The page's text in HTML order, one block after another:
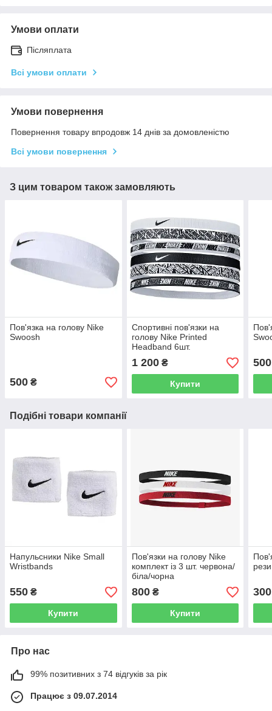
Умови оплати
Післяплата
Всі умови оплати
Умови повернення
Повернення товару впродовж 14 днів за домовленістю
Всі умови повернення
З цим товаром також замовляють
Пов'язка на голову Nike
Swoosh
500 ₴
Спортивні пов'язки на
голову Nike Printed
Headband 6шт.
1 200₴
Купити
500
Подібні товари компанії
Напульсники Nike Small
Wristbands
550 ₴
Купити
Пов'язки на голову Nike
комплект із 3 шт. червона/
біла/чорна
800₴
Купити
300
Про нас
99% позитивних з 74 відгуків за рік
Працює з 09.07.2014